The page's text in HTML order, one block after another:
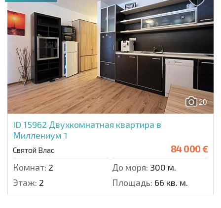
20
ID 15962 Двухкомнатная квартира в
Миллениум 1
Святой Влас 84 000 €
Комнат: 2 До моря: 300 м.
Этаж: 2 Площадь: 66 кв. м.